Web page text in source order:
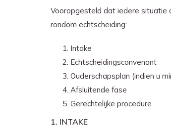
Vooropgesteld dat iedere situatie
rondom echtscheiding:
Intake
Echtscheidingsconvenant
Ouderschapsplan (indien u
Afsluitende fase
Gerechtelijke procedure
1. INTAKE